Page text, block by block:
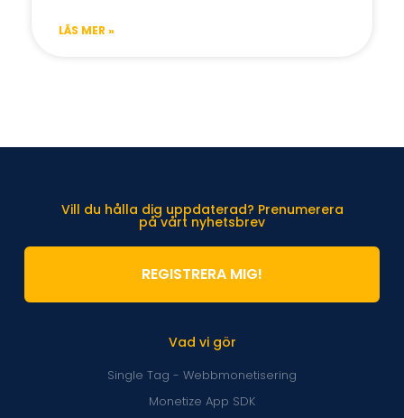
LÄS MER »
Vad vi gör
Single Tag - Webbmonetisering
Monetize App SDK
Vill du hålla dig uppdaterad? Prenumerera
på vårt nyhetsbrev
REGISTRERA MIG!